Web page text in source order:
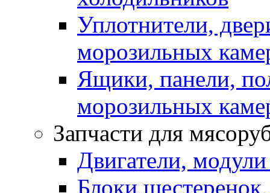
Уплотнители,
морозильных
Ящики, панели,
морозильных
Запчасти для
Двигатели,
Блоки